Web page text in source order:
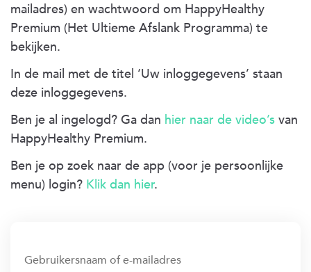
mailadres) en wachtwoord om HappyHealthy
Premium (Het Ultieme Afslank Programma) te
bekijken.
In de mail met de titel ‘Uw inloggegevens’ staan
deze inloggegevens.
Ben je al ingelogd? Ga dan hier naar de video’s van
HappyHealthy Premium.
Ben je op zoek naar de app (voor je persoonlijke
menu) login? Klik dan hier.
Gebruikersnaam of e-mailadres